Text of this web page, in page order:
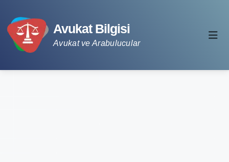
Avukat Bilgisi
Avukat ve Arabulucular